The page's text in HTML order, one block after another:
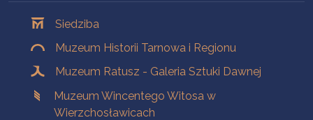
Siedziba
Muzeum Historii Tarnowa i Regionu
Muzeum Ratusz - Galeria Sztuki Dawnej
Muzeum Wincentego Witosa w
Wierzchosławicach